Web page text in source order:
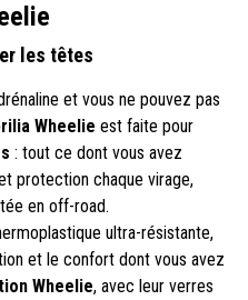
les têtes
et vous ne pouvez pas
Wheelie est faite pour
: tout ce dont vous avez
protection chaque virage,
en off-road.
ultra-résistante,
et le confort dont vous avez
Wheelie, avec leur verres